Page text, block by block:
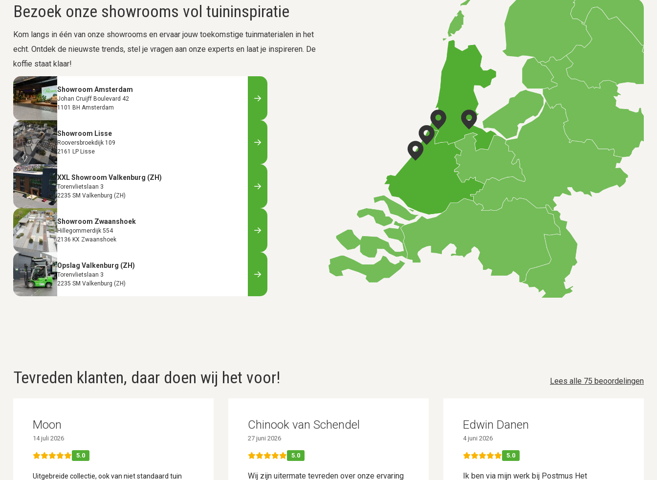
Bezoek onze showrooms vol tuininspiratie
Kom langs in één van onze showrooms en ervaar jouw toekomstige tuinmaterialen in het
echt. Ontdek de nieuwste trends, stel je vragen aan onze experts en laat je inspireren. De
koffie staat klaar!
Showroom Amsterdam
Johan Cruijff Boulevard 42
1101 BH Amsterdam
Showroom Lisse
Rooversbroekdijk 109
2161 LP Lisse
XXL Showroom Valkenburg (ZH)
Torenvlietslaan 3
2235 SM Valkenburg (ZH)
Showroom Zwaanshoek
Hillegommerdijk 554
2136 KX Zwaanshoek
Opslag Valkenburg (ZH)
Torenvlietslaan 3
2235 SM Valkenburg (ZH)
Tevreden klanten, daar doen wij het voor! Lees alle 75 beoordelingen
Moon
14 juli 2026
5.0
Uitgebreide collectie, ook van niet standaard tuin
Chinook van Schendel
27 juni 2026
5.0
Wij zijn uitermate tevreden over onze ervaring
Edwin Danen
4 juni 2026
5.0
Ik ben via mijn werk bij Postmus Het